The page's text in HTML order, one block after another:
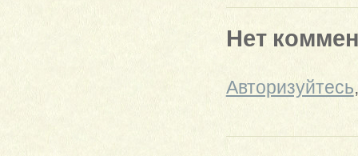
Нет
Авторизуйтесь